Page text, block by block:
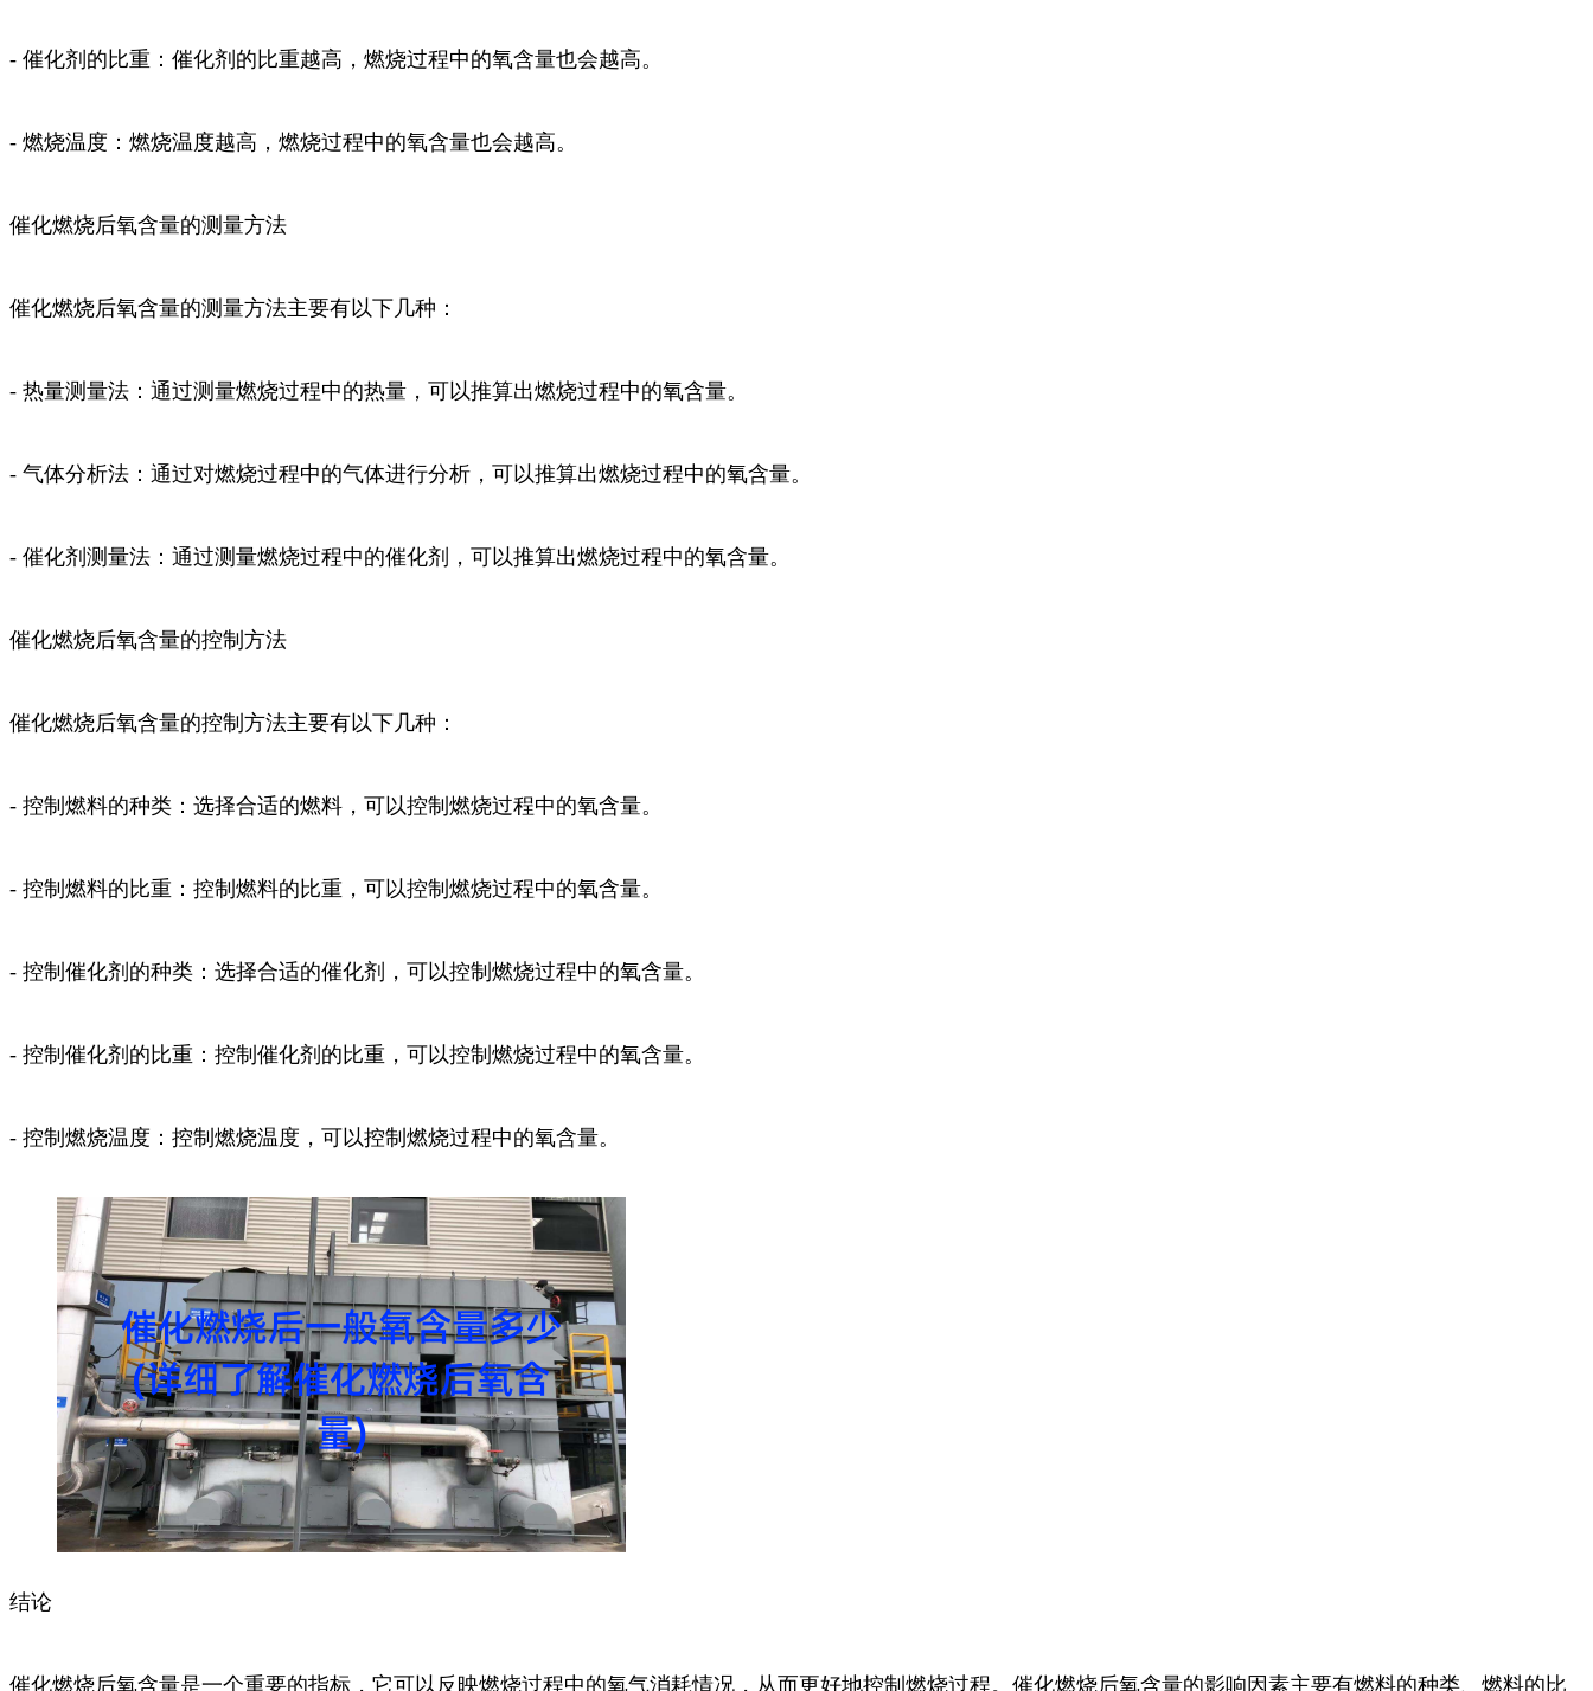
- 催化剂的比重：催化剂的比重越高，燃烧过程中的氧含量也会越高。
- 燃烧温度：燃烧温度越高，燃烧过程中的氧含量也会越高。
催化燃烧后氧含量的测量方法
催化燃烧后氧含量的测量方法主要有以下几种：
- 热量测量法：通过测量燃烧过程中的热量，可以推算出燃烧过程中的氧含量。
- 气体分析法：通过对燃烧过程中的气体进行分析，可以推算出燃烧过程中的氧含量。
- 催化剂测量法：通过测量燃烧过程中的催化剂，可以推算出燃烧过程中的氧含量。
催化燃烧后氧含量的控制方法
催化燃烧后氧含量的控制方法主要有以下几种：
- 控制燃料的种类：选择合适的燃料，可以控制燃烧过程中的氧含量。
- 控制燃料的比重：控制燃料的比重，可以控制燃烧过程中的氧含量。
- 控制催化剂的种类：选择合适的催化剂，可以控制燃烧过程中的氧含量。
- 控制催化剂的比重：控制催化剂的比重，可以控制燃烧过程中的氧含量。
- 控制燃烧温度：控制燃烧温度，可以控制燃烧过程中的氧含量。
结论
催化燃烧后氧含量是一个重要的指标，它可以反映燃烧过程中的氧气消耗情况，从而更好地控制燃烧过程。催化燃烧后氧含量的影响因素主要有燃料的种类、燃料的比